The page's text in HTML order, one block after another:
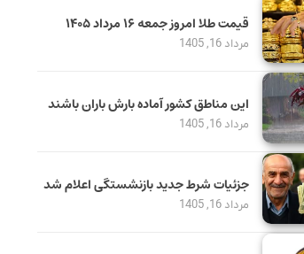
قیمت طلا امروز جمعه ۱۶ مرداد ۱۴۰۵
مرداد 16, 1405
این مناطق کشور آماده بارش باران باشند
مرداد 16, 1405
جزئیات شرط جدید بازنشستگی اعلام شد
مرداد 16, 1405